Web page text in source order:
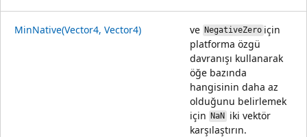
MinNative(Vector4, Vector4) ve NegativeZero için
platforma özgü
davranışı kullanarak
öğe bazında
hangisinin daha az
olduğunu belirlemek
için
NaN iki vektör
karşılaştırın.